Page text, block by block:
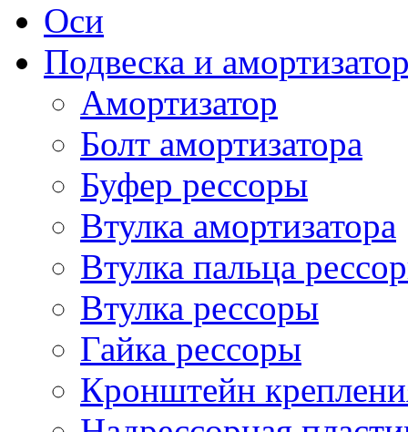
Оси
Подвеска и
Амортизатор
Болт амортизатора
Буфер рессоры
Втулка амортизатора
Втулка пальца
Втулка рессоры
Гайка рессоры
Кронштейн